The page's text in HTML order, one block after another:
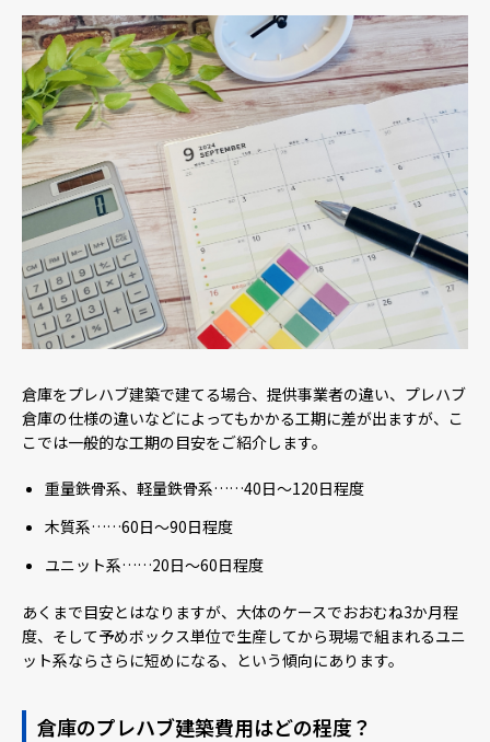
倉庫をプレハブ建築で建てる場合、提供事業者の違い、プレハブ
倉庫の仕様の違いなどによってもかかる工期に差が出ますが、こ
こでは一般的な工期の目安をご紹介します。
重量鉄骨系、軽量鉄骨系……40日～120日程度
木質系……60日～90日程度
ユニット系……20日～60日程度
あくまで目安とはなりますが、大体のケースでおおむね3か月程
度、そして予めボックス単位で生産してから現場で組まれるユニ
ット系ならさらに短めになる、という傾向にあります。
倉庫のプレハブ建築費用はどの程度？